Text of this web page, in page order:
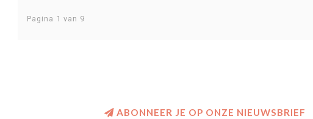
Pagina 1 van 9
ABONNEER JE OP ONZE NIEUWSBRIEF